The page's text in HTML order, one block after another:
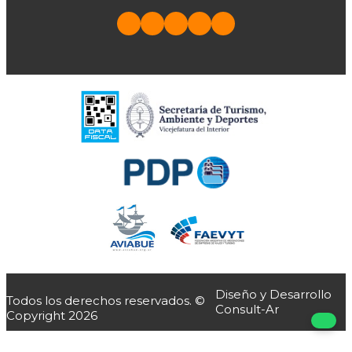
Todos los derechos reservados. ©
Copyright 2026
Diseño y Desarrollo
Consult-Ar